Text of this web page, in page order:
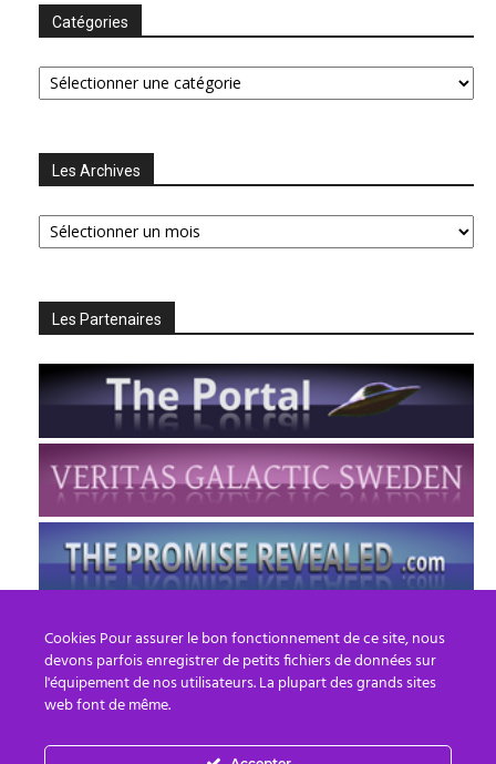
Catégories
Catégories
Les Archives
Les
Archives
Les Partenaires
Cookies Pour assurer le bon fonctionnement de ce site, nous
devons parfois enregistrer de petits fichiers de données sur
l'équipement de nos utilisateurs. La plupart des grands sites
web font de même.